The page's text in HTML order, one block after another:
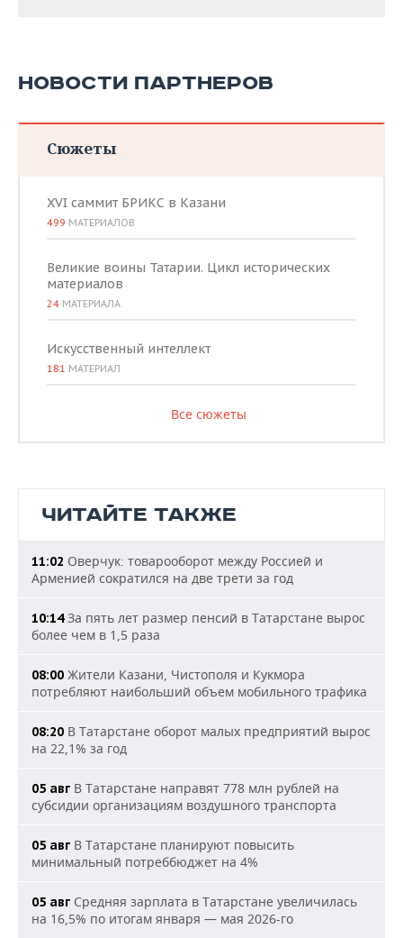
НОВОСТИ ПАРТНЕРОВ
Сюжеты
XVI саммит БРИКС в Казани
499 МАТЕРИАЛОВ
Великие воины Татарии. Цикл исторических
материалов
24 МАТЕРИАЛА
Искусственный интеллект
181 МАТЕРИАЛ
Все сюжеты
ЧИТАЙТЕ ТАКЖЕ
11:02 Оверчук: товарооборот между Россией и
Арменией сократился на две трети за год
10:14За пять лет размер пенсий в Татарстане вырос
более чем в 1,5 раза
08:00 Жители Казани, Чистополя и Кукмора
потребляют наибольший объем мобильного трафика
08:20 В Татарстане оборот малых предприятий вырос
на 22,1% за год
05 авг В Татарстане направят 778 млн рублей на
субсидии организациям воздушного транспорта
05 авг В Татарстане планируют повысить
минимальный потреббюджет на 4%
05 авг Средняя зарплата в Татарстане увеличилась
на 16,5% по итогам января — мая 2026-го